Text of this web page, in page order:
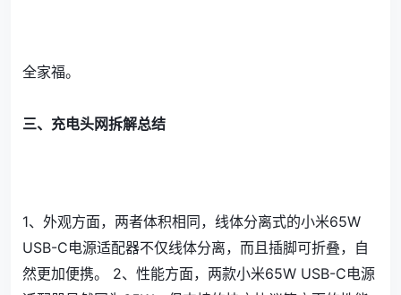
全家福。
三、充电头网拆解总结
1、外观方面，两者体积相同，线体分离式的小米65W
USB-C电源适配器不仅线体分离，而且插脚可折叠，自
然更加便携。 2、性能方面，两款小米65W USB-C电源